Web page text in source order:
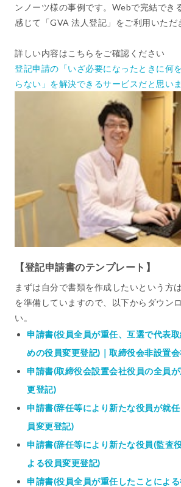
ンノーツ様の事例です。Webで完結でき
感じて「GVA 法人登記」をご利用いただ
詳しい内容はこちらをご確認ください
登記申請の「いざ必要になったときに何
らない」を解決できるサービスだと思い
【登記申請書のテンプレート】
まずは自分で書類を作成したいという方
を準備していますので、以下からダウン
い。
申請書(役員全員が重任、互選で代表
めの役員変更登記)｜取締役会非設置
申請書(取締役会設置会社役員の全員
更登記)
申請書(辞任等により新たな役員が就
員変更登記)
申請書(辞任等により新たな役員(監査
よる役員変更登記)
申請書(役員全員が重任したことによ